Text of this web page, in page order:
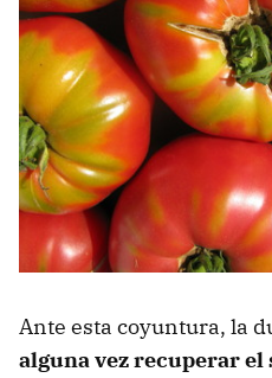
Ante esta coyuntura, la
alguna vez recuperar el